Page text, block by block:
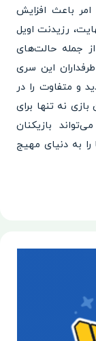
باعث افزایش
رزیدنت اویل
از جمله حالت‌های
این سری
و متفاوت را در
نه تنها برای
بازیکنان
به دنیای مهیج